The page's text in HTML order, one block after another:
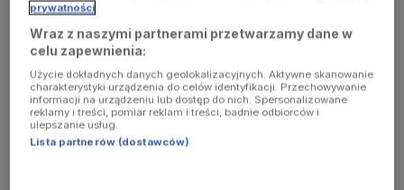
console for
more
information)
prywatności
Wraz z naszymi partnerami przetwarzamy dane w
celu zapewnienia:
Użycie dokładnych danych geolokalizacyjnych. Aktywne skanowanie
charakterystyki urządzenia do celów identyfikacji. Przechowywanie
informacji na urządzeniu lub dostęp do nich. Spersonalizowane
reklamy i treści, pomiar reklam i treści, badnie odbiorców i
ulepszanie usług.
Lista partnerów (dostawców)